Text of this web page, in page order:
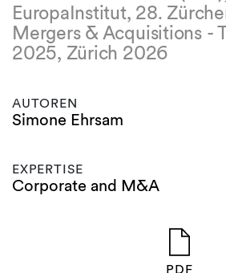
EuropaInstitut, 28.
Mergers & Acquisitions -
2025, Zürich 2026
AUTOREN
Simone Ehrsam
EXPERTISE
Corporate and M&A
PDF